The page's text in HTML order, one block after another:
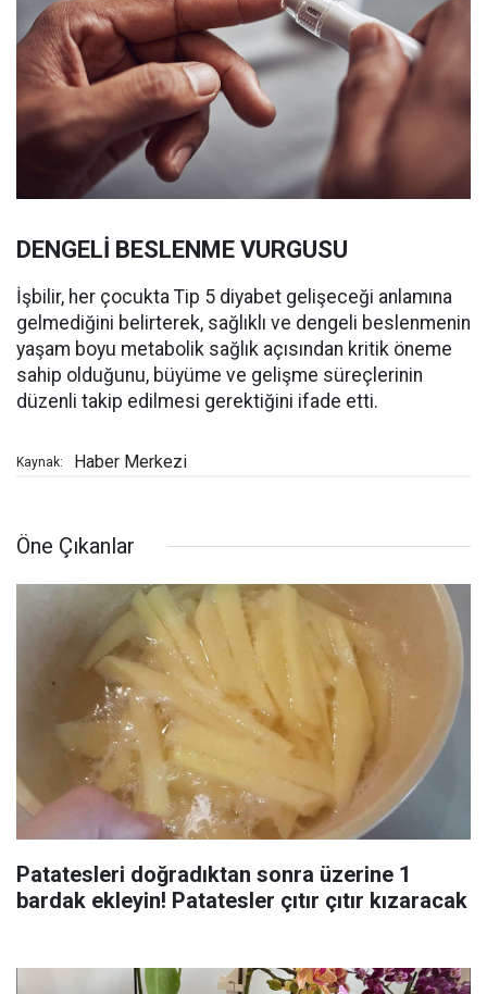
DENGELİ BESLENME VURGUSU
İşbilir, her çocukta Tip 5 diyabet gelişeceği anlamına
gelmediğini belirterek, sağlıklı ve dengeli beslenmenin
yaşam boyu metabolik sağlık açısından kritik öneme
sahip olduğunu, büyüme ve gelişme süreçlerinin
düzenli takip edilmesi gerektiğini ifade etti.
Kaynak: Haber Merkezi
Öne Çıkanlar
Patatesleri doğradıktan sonra üzerine 1
bardak ekleyin! Patatesler çıtır çıtır kızaracak